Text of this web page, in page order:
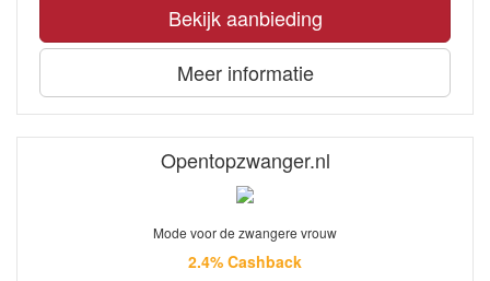
Bekijk aanbieding
Meer informatie
Opentopzwanger.nl
Mode voor de zwangere vrouw
2.4% Cashback